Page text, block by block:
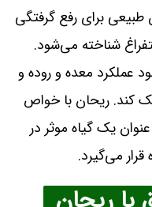
برای رفع گرفتگی
شناخته می‌شود.
عملکرد معده و روده و
کند. ریحان با خواص
یک گیاه موثر در
می‌گیرد.